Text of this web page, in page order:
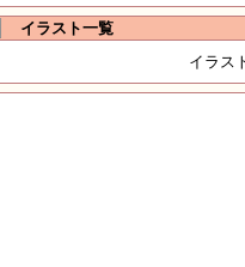
イラスト一覧
イラス